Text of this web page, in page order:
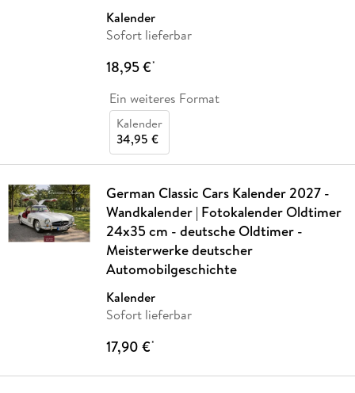
Kalender
Sofort lieferbar
18,95 €*
Ein weiteres Format
Kalender
34,95 €
German Classic Cars Kalender 2027 -
Wandkalender | Fotokalender Oldtimer
24x35 cm - deutsche Oldtimer -
Meisterwerke deutscher
Automobilgeschichte
Kalender
Sofort lieferbar
17,90 €*